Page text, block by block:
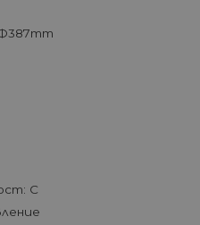
C